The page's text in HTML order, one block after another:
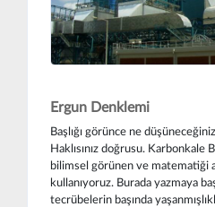
Ergun Denklemi
Başlığı görünce ne
Haklısınız doğrusu. Karbonkale
bilimsel görünen ve matematiği
kullanıyoruz. Burada yazmaya
tecrübelerin başında